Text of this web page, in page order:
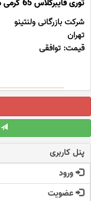
توری فایبرگلاس 65 گرمی مش 3×3 | عایق رطوبتی و استحکام بخش
شرکت بازرگانی ولنتینو
تهران
قیمت: توافقی
پنل کاربری
ورود
عضویت